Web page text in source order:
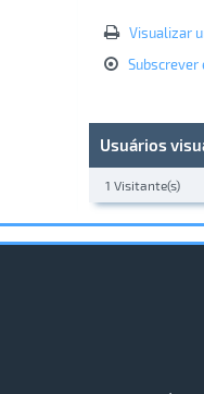
Visualizar
Subscrever
Usuários
1 Visitante(s)